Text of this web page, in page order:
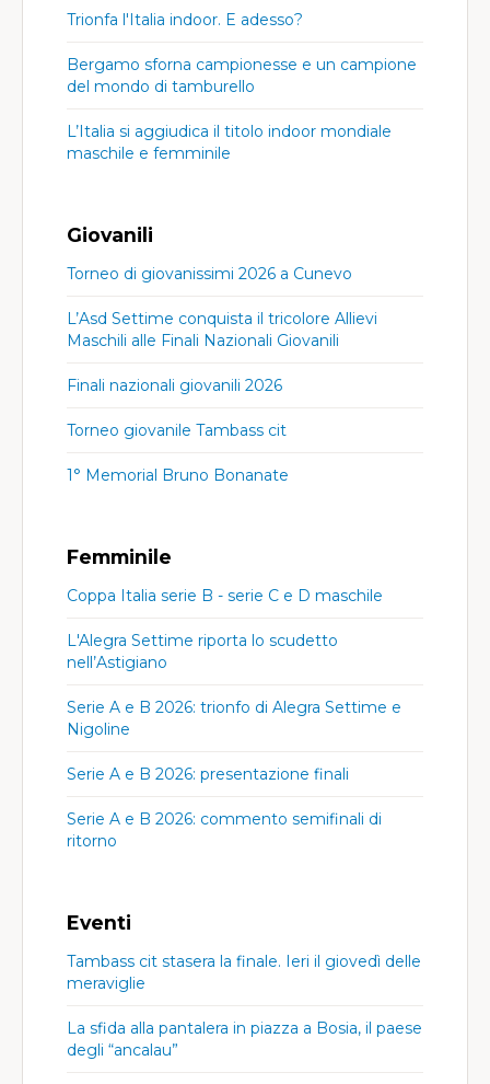
Trionfa l'Italia indoor. E adesso?
Bergamo sforna campionesse e un campione
del mondo di tamburello
L’Italia si aggiudica il titolo indoor mondiale
maschile e femminile
Giovanili
Torneo di giovanissimi 2026 a Cunevo
L’Asd Settime conquista il tricolore Allievi
Maschili alle Finali Nazionali Giovanili
Finali nazionali giovanili 2026
Torneo giovanile Tambass cit
1° Memorial Bruno Bonanate
Femminile
Coppa Italia serie B - serie C e D maschile
L'Alegra Settime riporta lo scudetto
nell’Astigiano
Serie A e B 2026: trionfo di Alegra Settime e
Nigoline
Serie A e B 2026: presentazione finali
Serie A e B 2026: commento semifinali di
ritorno
Eventi
Tambass cit stasera la finale. Ieri il giovedì delle
meraviglie
La sfida alla pantalera in piazza a Bosia, il paese
degli “ancalau”